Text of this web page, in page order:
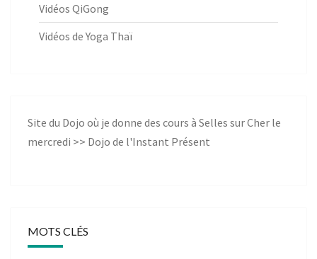
Vidéos QiGong
Vidéos de Yoga Thaï
Site du Dojo où je donne des cours à Selles sur Cher le
mercredi >> Dojo de l'Instant Présent
MOTS CLÉS